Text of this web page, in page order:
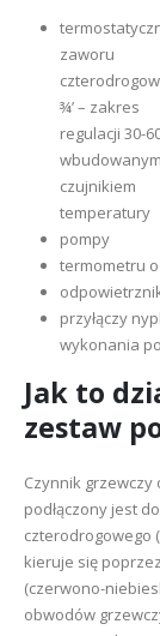
zaworu
¾’ – zakres
regulacji 30-
wbudowanym
czujnikiem
temperatury
pompy
termometru
przyłączy
wykonania
Jak to
zestaw
Czynnik grzewczy
podłączony jest
czterodrogowego
kieruje się
(czerwono-
obwodów